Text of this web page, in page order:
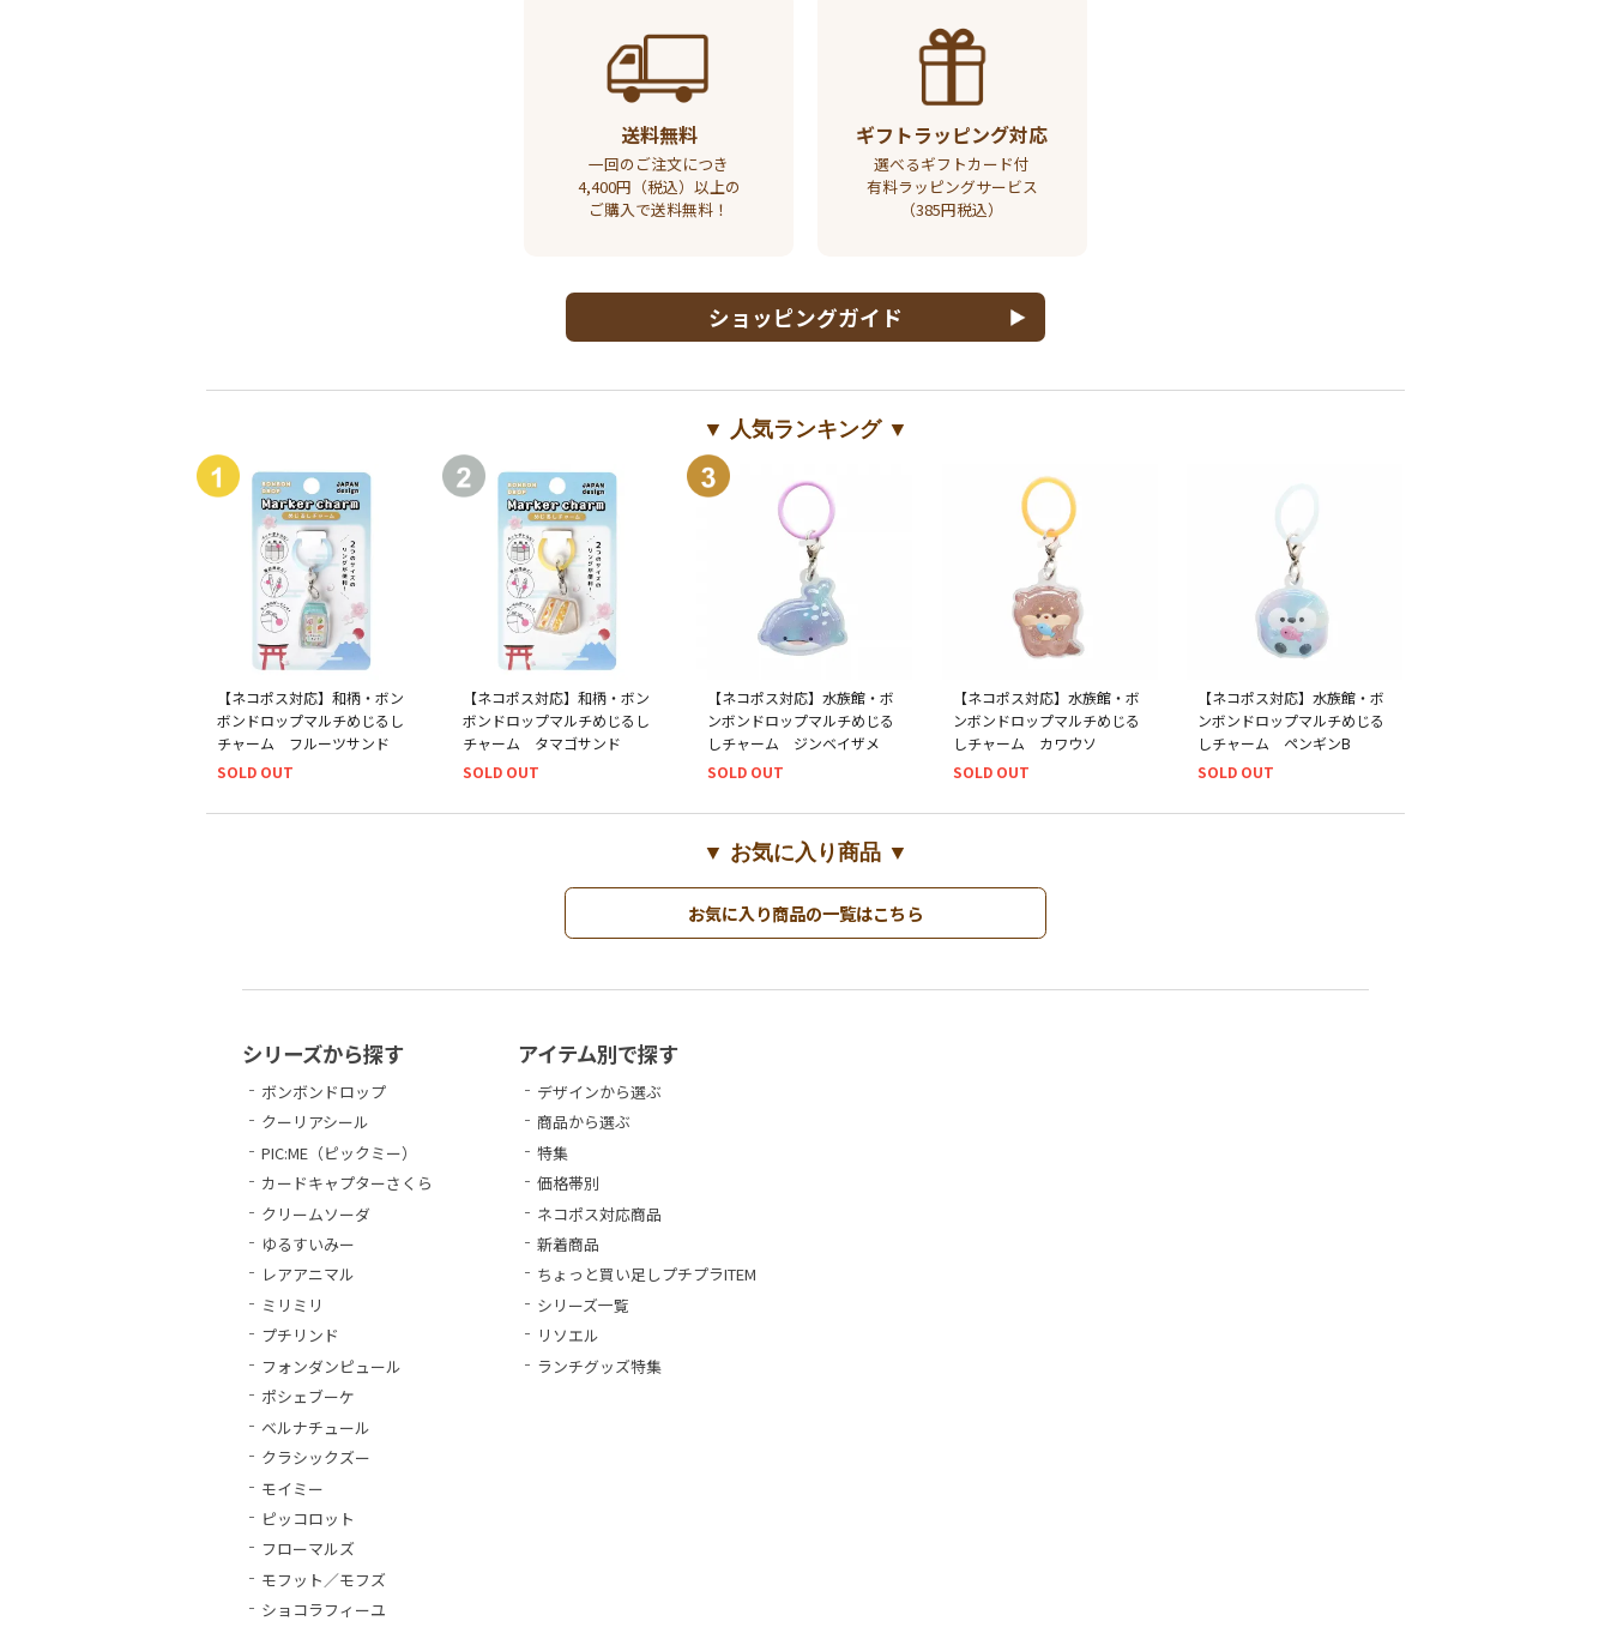
送料無料
一回のご注文につき
4,400円（税込）以上の
ご購入で送料無料！
ギフトラッピング対応
選べるギフトカード付
有料ラッピングサービス
（385円税込）
ショッピングガイド
▼ 人気ランキング ▼
【ネコポス対応】和柄・ボン
ボンドロップマルチめじるし
チャーム フルーツサンド
SOLD OUT
【ネコポス対応】和柄・ボン
ボンドロップマルチめじるし
チャーム タマゴサンド
SOLD OUT
【ネコポス対応】水族館・ボ
ンボンドロップマルチめじる
しチャーム ジンベイザメ
SOLD OUT
【ネコポス対応】水族館・ボ
ンボンドロップマルチめじる
しチャーム カワウソ
SOLD OUT
【ネコポス対応】水族館・ボ
ンボンドロップマルチめじる
しチャーム ペンギンB
SOLD OUT
▼ お気に入り商品 ▼
お気に入り商品の一覧はこちら
シリーズから探す
ボンボンドロップ
クーリアシール
PIC:ME（ピックミー）
カードキャプターさくら
クリームソーダ
ゆるすいみー
レアアニマル
ミリミリ
プチリンド
フォンダンピュール
ポシェブーケ
ベルナチュール
クラシックズー
モイミー
ピッコロット
フローマルズ
モフット／モフズ
ショコラフィーユ
アイテム別で探す
デザインから選ぶ
商品から選ぶ
特集
価格帯別
ネコポス対応商品
新着商品
ちょっと買い足しプチプラITEM
シリーズ一覧
リソエル
ランチグッズ特集